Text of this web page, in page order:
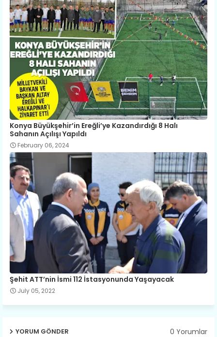
Konya Büyükşehir’in Ereğli’ye Kazandırdığı 8 Halı
Sahanın Açılışı Yapıldı
February 06, 2024
​Şehit ATT’nin İsmi 112 İstasyonunda Yaşayacak
July 05, 2022
YORUM GÖNDER 0 Yorumlar